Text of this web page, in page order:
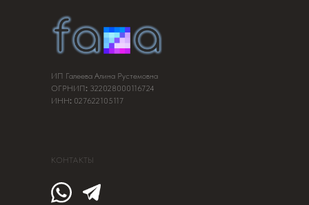
КОНТАКТЫ
ИП Галеева Алина Рустемовна
ОГРНИП: 322028000116724
ИНН: 027622105117